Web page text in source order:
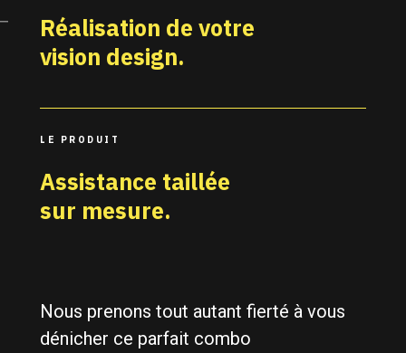
Réalisation de votre
vision design.
LE PRODUIT
Assistance taillée
sur mesure.
Nous prenons tout autant fierté à vous
dénicher ce parfait combo